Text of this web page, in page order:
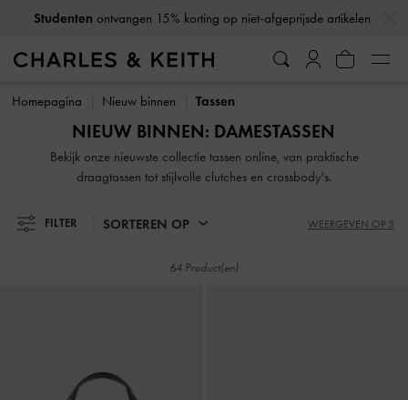
Studenten ontvangen 15% korting op niet-afgeprijsde artikelen
Studentenontvangen 15% korting op niet-afgeprijsde artikelen
Homepagina Nieuw binnen Tassen
NIEUW BINNEN: DAMESTASSEN
Bekijk onze nieuwste collectie tassen online, van praktische
draagtassen tot stijlvolle clutches en crossbody's.
FILTER SORTEREN OP WEERGEVEN OP 3
64 Product(en)